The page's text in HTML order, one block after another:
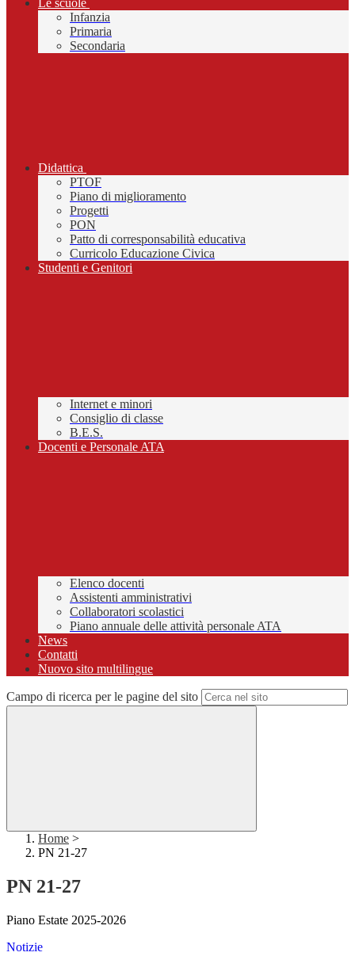
Le scuole
Infanzia
Primaria
Secondaria
Didattica
PTOF
Piano di miglioramento
Progetti
PON
Patto di corresponsabilità educativa
Curricolo Educazione Civica
Studenti e Genitori
Internet e minori
Consiglio di classe
B.E.S.
Docenti e Personale ATA
Elenco docenti
Assistenti amministrativi
Collaboratori scolastici
Piano annuale delle attività personale ATA
News
Contatti
Nuovo sito multilingue
Campo di ricerca per le pagine del sito
Home >
PN 21-27
PN 21-27
Piano Estate 2025-2026
Notizie